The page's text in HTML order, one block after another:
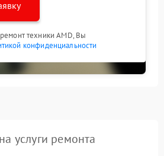
техники AMD, Вы
конфиденциальности
услуги ремонта